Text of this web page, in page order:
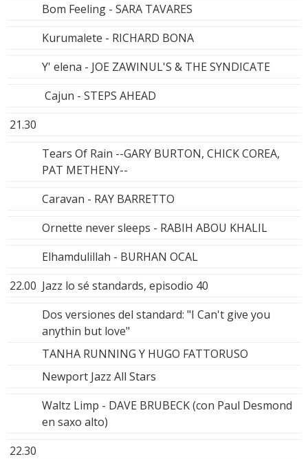
Bom Feeling - SARA TAVARES
Kurumalete - RICHARD BONA
Y' elena - JOE ZAWINUL'S & THE SYNDICATE
Cajun - STEPS AHEAD
21.30
Tears Of Rain --GARY BURTON, CHICK COREA,
PAT METHENY--
Caravan - RAY BARRETTO
Ornette never sleeps - RABIH ABOU KHALIL
Elhamdulillah - BURHAN OCAL
22.00 Jazz lo sé standards, episodio 40
Dos versiones del standard: "I Can't give you
anythin but love"
TANHA RUNNING Y HUGO FATTORUSO
Newport Jazz All Stars
Waltz Limp - DAVE BRUBECK (con Paul Desmond
en saxo alto)
22.30